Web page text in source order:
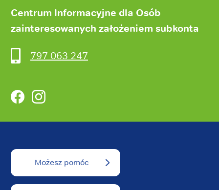
Centrum Informacyjne dla Osób
zainteresowanych założeniem subkonta
797 063 247
FacebookInstagram
Możesz pomóc